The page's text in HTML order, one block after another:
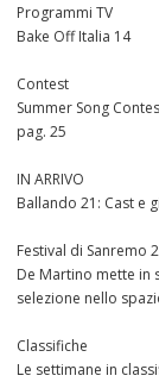
Programmi TV
Bake Off Italia 14
Contest
Summer Song
pag. 25
IN ARRIVO
Ballando 21: Cast e
Festival di Sanremo
De Martino mette in
selezione nello
Classifiche
Le settimane in